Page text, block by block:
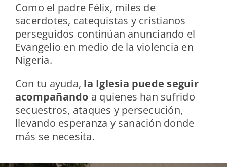
Como el padre Félix, miles de
sacerdotes, catequistas y cristianos
perseguidos continúan anunciando el
Evangelio en medio de la violencia en
Nigeria.
Con tu ayuda, la Iglesia puede seguir
acompañando a quienes han sufrido
secuestros, ataques y persecución,
llevando esperanza y sanación donde
más se necesita.